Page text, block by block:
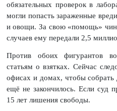
обязательных проверок в
могли попасть зараженные
и овощи. За свою «помощь»
случаев ему передали 2,5
Против обоих фигурантов
статьям о взятках. Сейчас
офисах и домах, чтобы собрать
ещё не закончилось. Если суд
15 лет лишения свободы.